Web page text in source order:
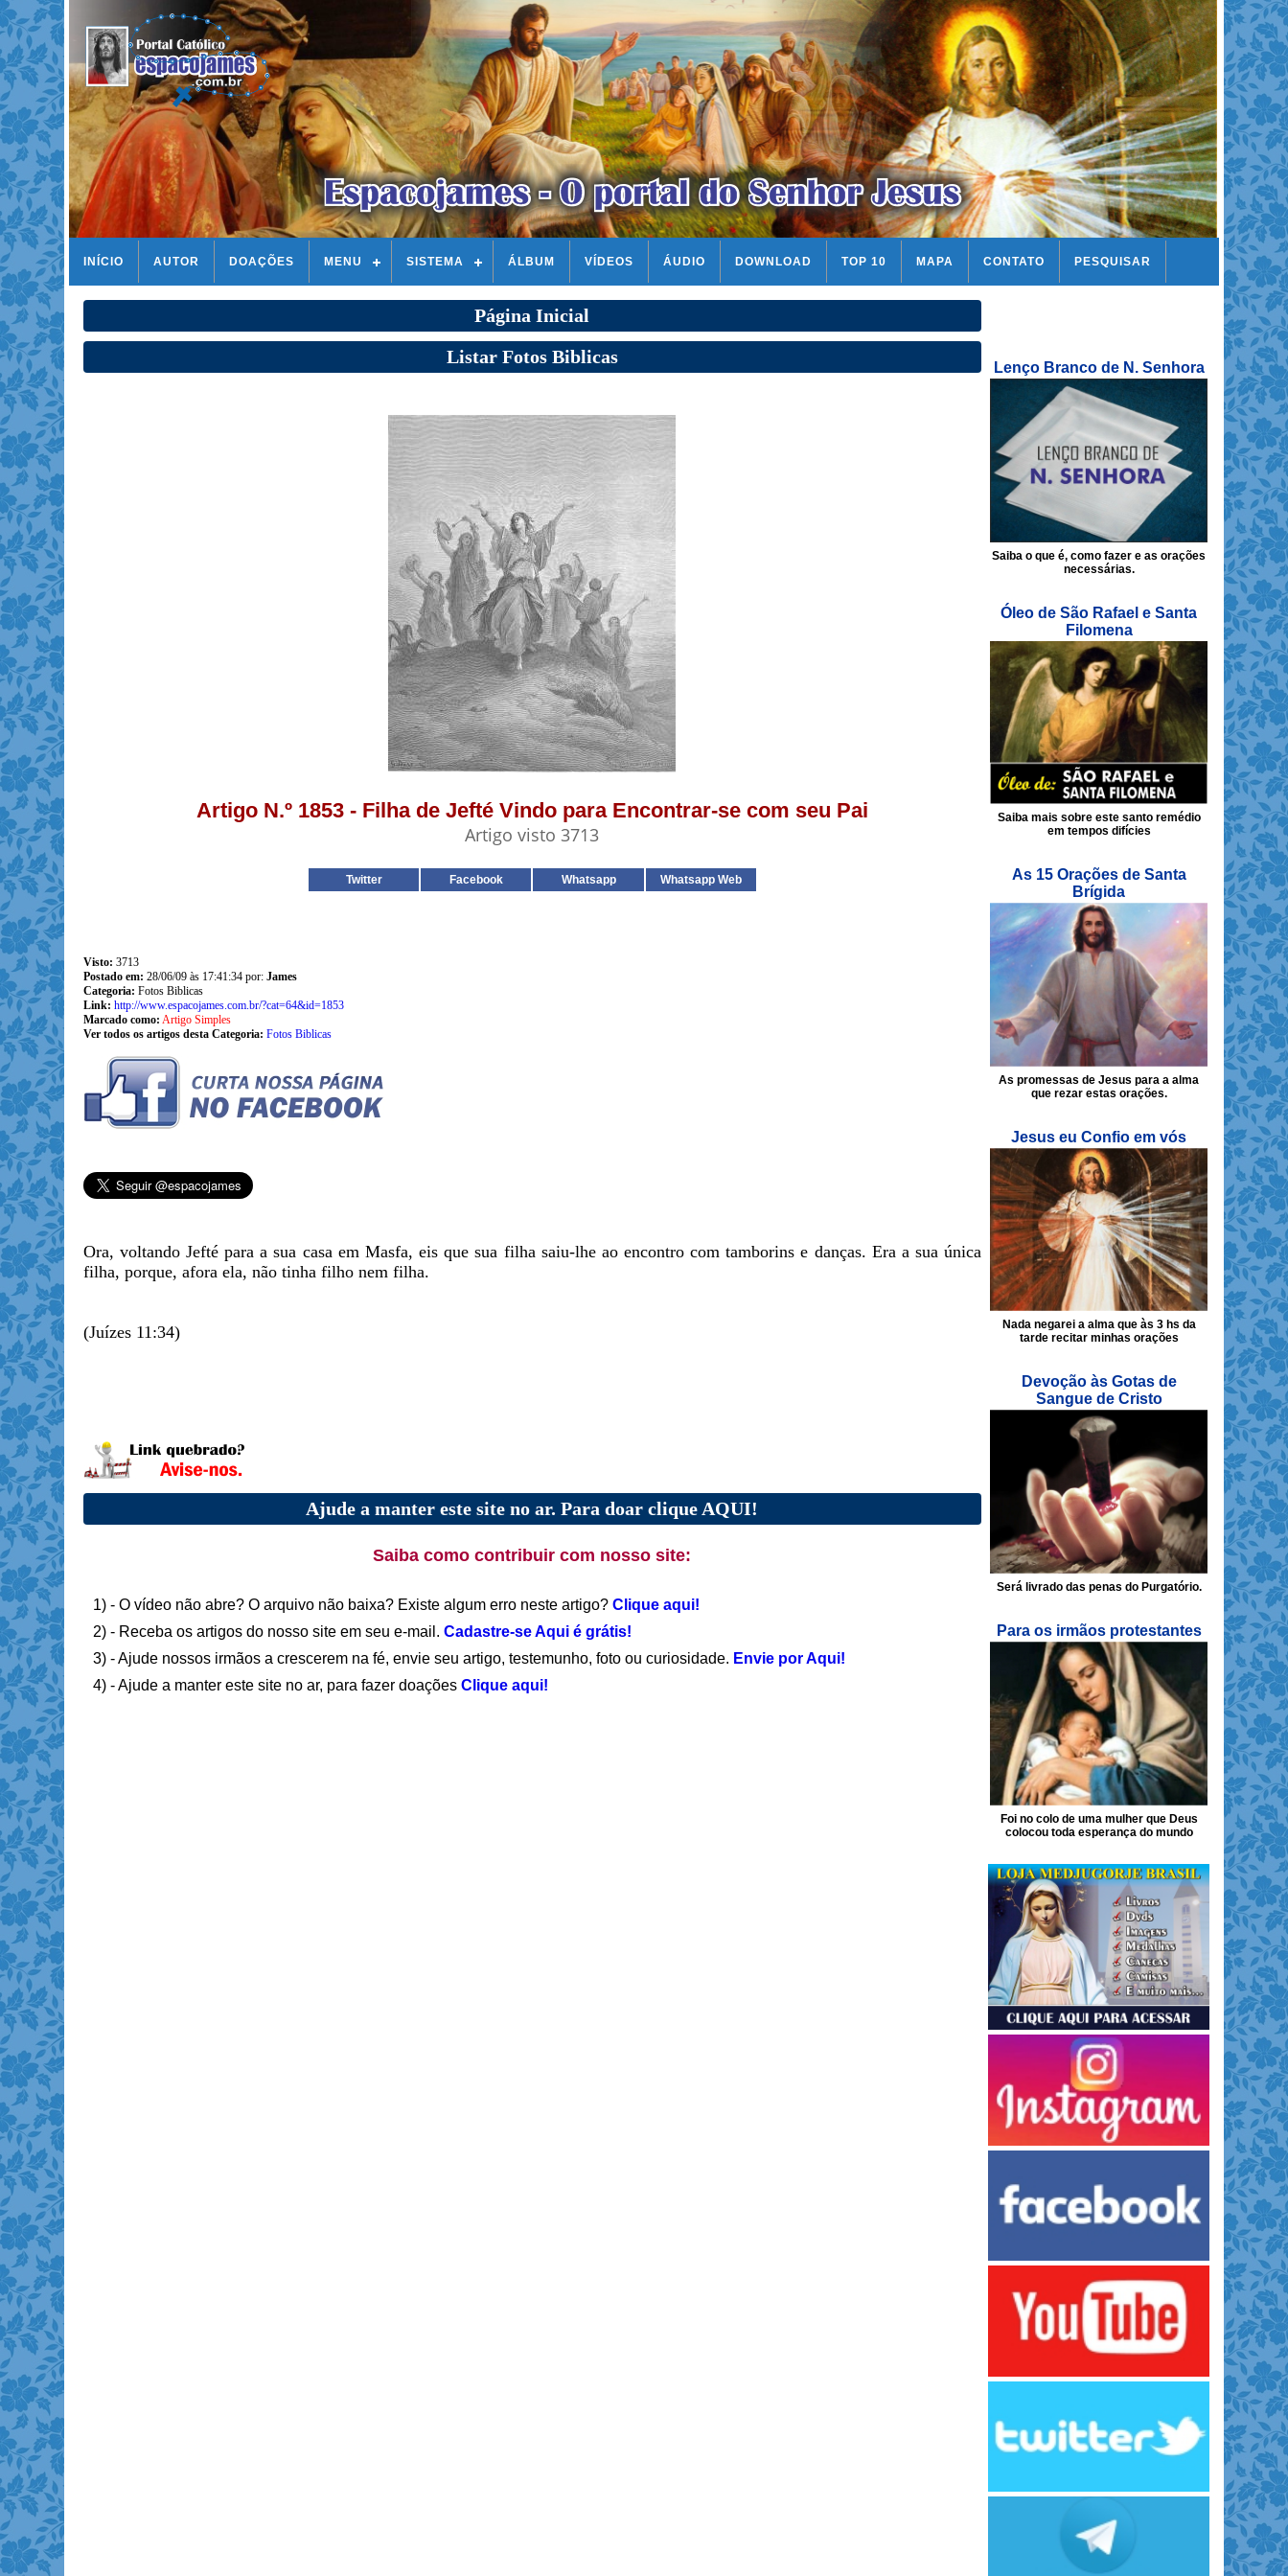
INÍCIO AUTOR DOAÇÕES MENU SISTEMA ÁLBUM VÍDEOS ÁUDIO DOWNLOAD TOP 10 MAPA CONTATO PESQUISAR
Página Inicial
Listar Fotos Biblicas
Artigo N.º 1853 - Filha de Jefté Vindo para Encontrar-se com seu Pai
Artigo visto 3713
Twitter Facebook Whatsapp Whatsapp Web
Visto: 3713
Postado em: 28/06/09 às 17:41:34 por: James
Categoria: Fotos Biblicas
Link: http://www.espacojames.com.br/?cat=64&id=1853
Marcado como: Artigo Simples
Ver todos os artigos desta Categoria: Fotos Biblicas
Ora, voltando Jefté para a sua casa em Masfa, eis que sua filha saiu-lhe ao encontro com tamborins e danças. Era a sua única
filha, porque, afora ela, não tinha filho nem filha.
(Juízes 11:34)
Ajude a manter este site no ar. Para doar clique AQUI!
Saiba como contribuir com nosso site:
1) - O vídeo não abre? O arquivo não baixa? Existe algum erro neste artigo? Clique aqui!
2) - Receba os artigos do nosso site em seu e-mail. Cadastre-se Aqui é grátis!
3) - Ajude nossos irmãos a crescerem na fé, envie seu artigo, testemunho, foto ou curiosidade. Envie por Aqui!
4) - Ajude a manter este site no ar, para fazer doações Clique aqui!
Lenço Branco de N. Senhora
Saiba o que é, como fazer e as orações
necessárias.
Óleo de São Rafael e Santa
Filomena
Saiba mais sobre este santo remédio
em tempos difícies
As 15 Orações de Santa
Brígida
As promessas de Jesus para a alma
que rezar estas orações.
Jesus eu Confio em vós
Nada negarei a alma que às 3 hs da
tarde recitar minhas orações
Devoção às Gotas de
Sangue de Cristo
Será livrado das penas do Purgatório.
Para os irmãos protestantes
Foi no colo de uma mulher que Deus
colocou toda esperança do mundo